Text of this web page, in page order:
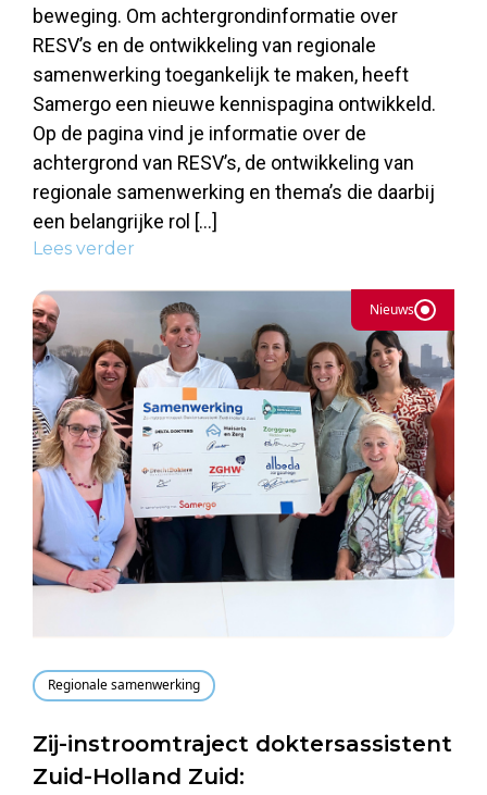
beweging. Om achtergrondinformatie over
RESV’s en de ontwikkeling van regionale
samenwerking toegankelijk te maken, heeft
Samergo een nieuwe kennispagina ontwikkeld.
Op de pagina vind je informatie over de
achtergrond van RESV’s, de ontwikkeling van
regionale samenwerking en thema’s die daarbij
een belangrijke rol […]
Lees verder
Nieuws
Regionale samenwerking
Zij-instroomtraject doktersassistent
Zuid-Holland Zuid: